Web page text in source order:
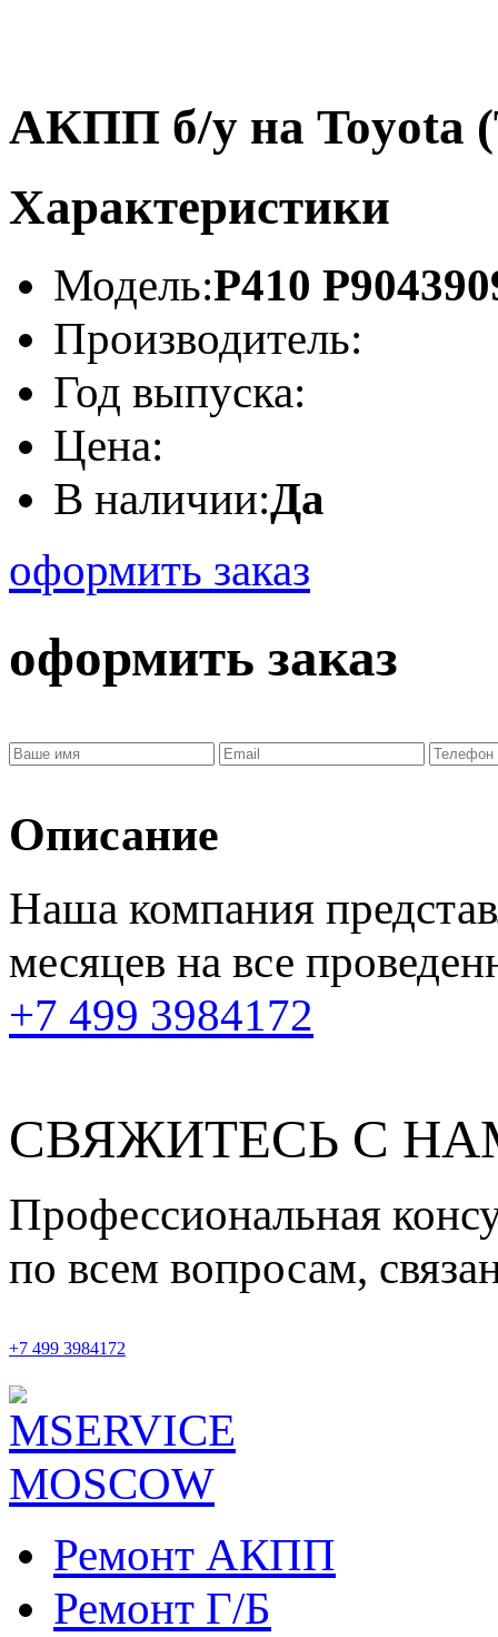
АКПП б/у на Toyota
Характеристики
Модель:Р410
Производитель:
Год выпуска:
Цена:
В наличии:Да
оформить заказ
оформить заказ
Описание
Наша компания
месяцев на все
+7 499 3984172
СВЯЖИТЕСЬ С
Профессиональная
по всем вопросам,
+7 499 3984172
Ремонт АКПП
Ремонт Г/Б